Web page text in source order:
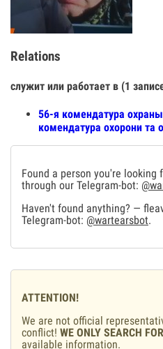
Relations
служит или работает в (1
56-я комендатура
комендатура охорони та
Found a person you're
through our Telegram-bot:
Haven't found anything? —
Telegram-bot: @wartearsbot.
ATTENTION!
We are not official
conflict! WE ONLY SEARCH
available information.